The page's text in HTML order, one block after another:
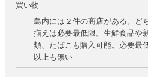
買い物
島内には２件の商店がある。ど
揃えは必要最低限。生鮮食品や
類、たばこも購入可能。必要最
以上も無い